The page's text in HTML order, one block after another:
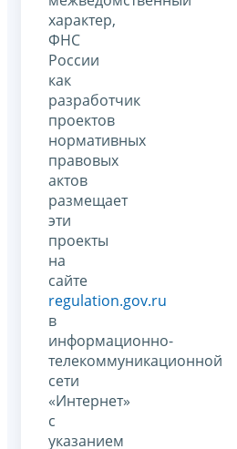
характер,
ФНС
России
как
разработчик
проектов
нормативных
правовых
актов
размещает
эти
проекты
на
сайте
regulation.gov.ru
в
информационно-
телекоммуникационной
сети
«Интернет»
с
указанием